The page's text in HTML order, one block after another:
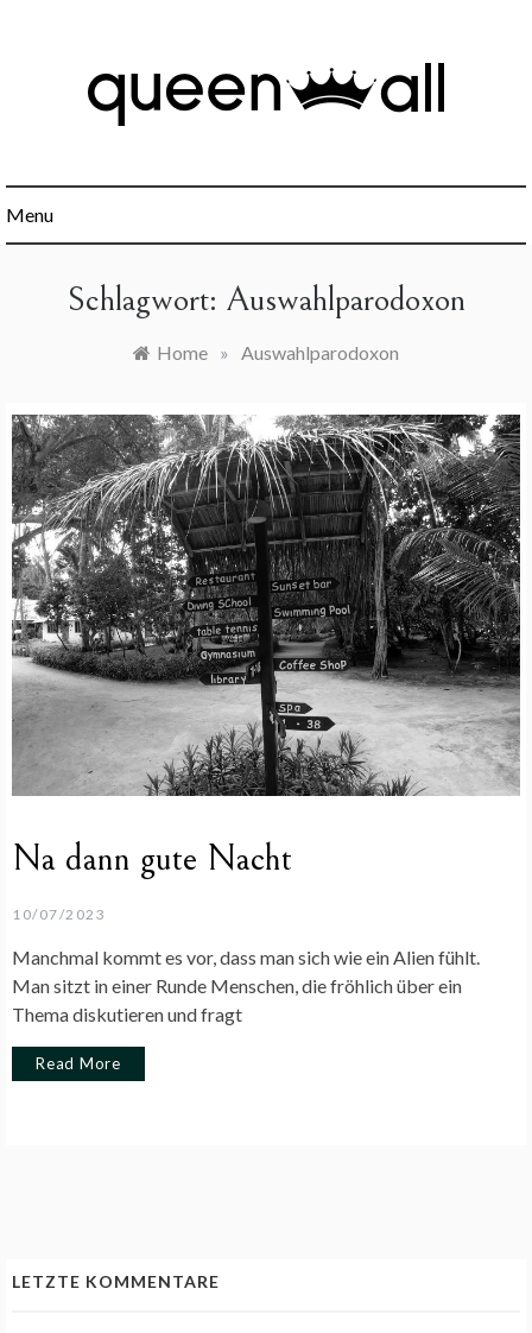
Menu
Schlagwort: Auswahlparodoxon
Home » Auswahlparodoxon
Na dann gute Nacht
10/07/2023
Manchmal kommt es vor, dass man sich wie ein Alien fühlt.
Man sitzt in einer Runde Menschen, die fröhlich über ein
Thema diskutieren und fragt
Read More
LETZTE KOMMENTARE